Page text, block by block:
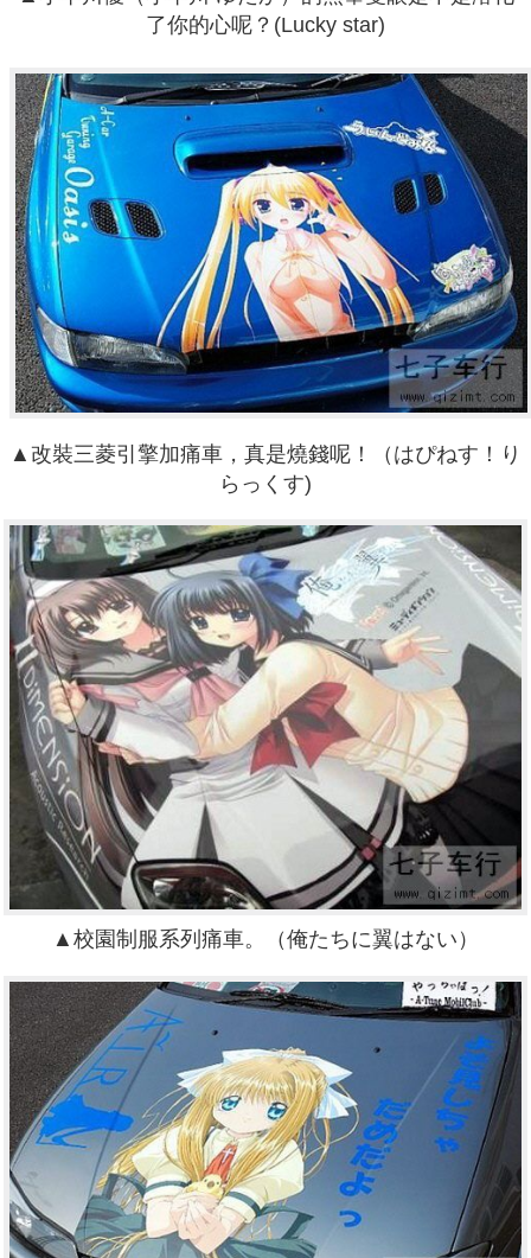
了你的心呢？(Lucky star)
▲改裝三菱引擎加痛車，真是燒錢呢！（はぴねす！り
らっくす)
▲校園制服系列痛車。（俺たちに翼はない ）